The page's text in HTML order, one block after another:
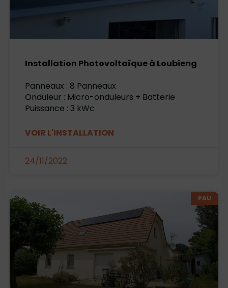
Installation Photovoltaïque à Loubieng
Panneaux : 8 Panneaux
Onduleur : Micro-onduleurs + Batterie
Puissance : 3 kWc
VOIR L'INSTALLATION
24/11/2022
PAU